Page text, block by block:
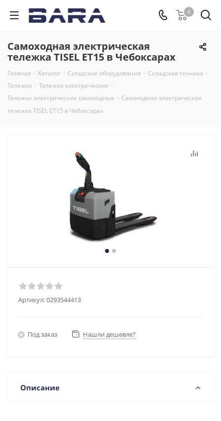
0
Самоходная электрическая
тележка TISEL ET15 в Чебоксарах
Главная - Каталог - Складское оборудование - Складская техника -
Тележки - Тележки электрические -
Тележки электрические самоходные - Самоходная электрическая
тележка TISEL ET15 в Чебоксарах
Артикул:0293544413
Под заказ Нашли дешевле?
Описание